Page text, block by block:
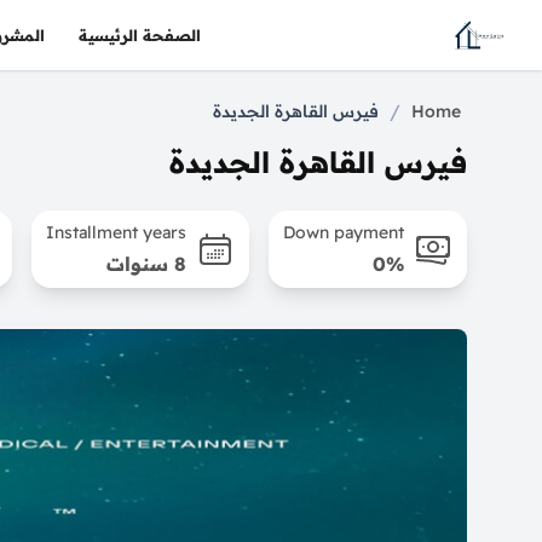
الصفحة الرئيسية
Home
/ فيرس القاهرة الجديدة
فيرس القاهرة الجديدة
Down payment
0%
Installment years
8 سنوات